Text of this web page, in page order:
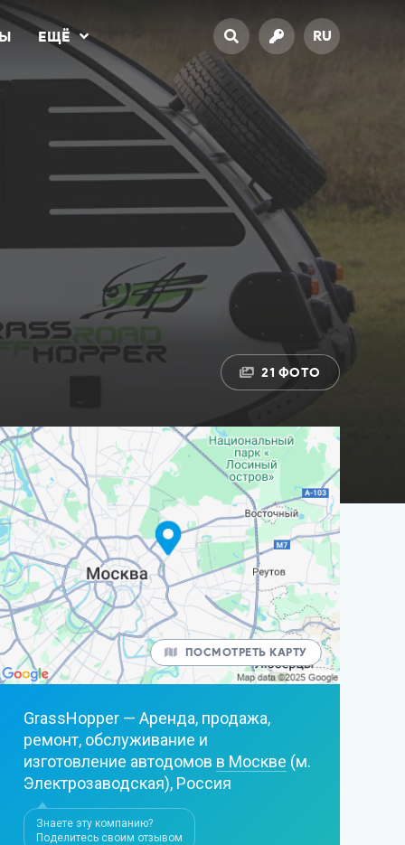
ЕЩЁ RU
21 ФОТО
ПОСМОТРЕТЬ КАРТУ
GrassHopper — Аренда, продажа,
ремонт, обслуживание и
изготовление автодомов в Москве (м.
Электрозаводская), Россия
Знаете эту компанию?
Поделитесь своим отзывом